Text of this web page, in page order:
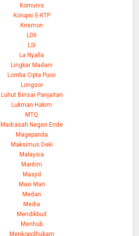
Komunis
Korupsi E-KTP
Krismon
LDII
LSI
La Nyalla
Lingkar Madani
Lomba Cipta Puisi
Longsor
Luhut Binsar Panjaitan
Lukman Hakim
MTQ
Madrasah Negeri Ende
Magepanda
Maksimus Deki
Malaysia
Maritim
Masjid
Maxi Mari
Medan
Media
Mendikbud
Menhub
Menkopolhukam